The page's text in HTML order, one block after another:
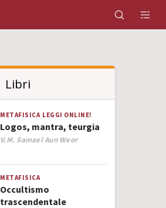
Libri
METAFISICA LEGGI ONLINE!
Logos, mantra, teurgia
Author
V.M. Samael Aun Weor
METAFISICA
Occultismo
trascendentale